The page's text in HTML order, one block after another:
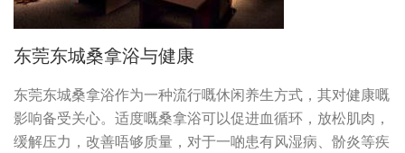
东莞东城桑拿浴与健康
东莞东城桑拿浴作为一种流行嘅休闲养生方式，其对健康嘅
影响备受关心。适度嘅桑拿浴可以促进血循环，放松肌肉，
缓解压力，改善唔够质量，对于一啲患有风湿病、骱炎等疾